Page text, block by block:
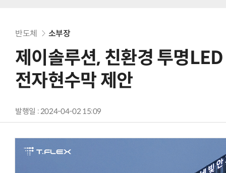
반도체 소부장
제이솔루션, 친환경 투명
전자현수막 제안
발행일 : 2024-04-02 15:09